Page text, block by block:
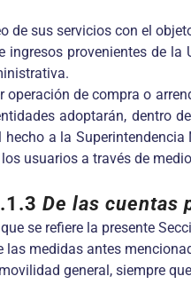
de sus servicios con el
ingresos provenientes de
operación de compra o
adoptarán, dentro
a la
usuarios a través de
De las cuentas
se refiere la presente
las medidas antes
general, siempre